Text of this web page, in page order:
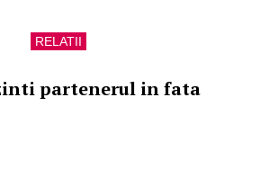
RELATII
partenerul in fata